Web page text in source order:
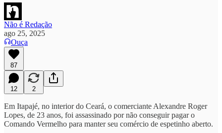
Não é Redação
ago 25, 2025
Ouça
87
12 2
Em Itapajé, no interior do Ceará, o comerciante Alexandre Roger
Lopes, de 23 anos, foi assassinado por não conseguir pagar o
Comando Vermelho para manter seu comércio de espetinho aberto.